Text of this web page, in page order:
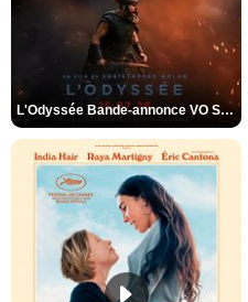
L'Odyssée Bande-annonce VO STFR